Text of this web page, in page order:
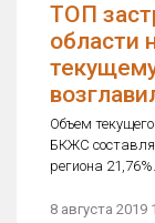
ТОП
области
Объем
БКЖС
региона 21,76%.
8 августа 2019